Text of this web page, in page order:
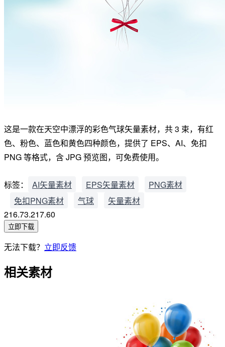
这是一款在天空中漂浮的彩色气球矢量素材，共 3 束，有红
色、粉色、蓝色和黄色四种颜色，提供了 EPS、AI、免扣
PNG 等格式，含 JPG 预览图，可免费使用。
标签： AI矢量素材 EPS矢量素材
PNG素材
免扣PNG素材
气球
矢量素材
216.73.217.60
立即下载
无法下载？ 立即反馈
相关素材